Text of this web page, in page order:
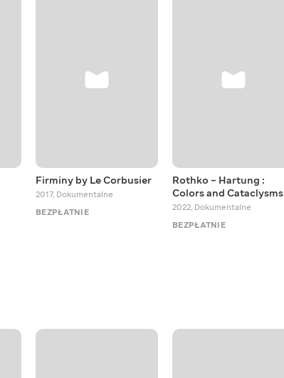
Firminy by Le Corbusier
2017, Dokumentalne
BEZPŁATNIE
Rothko – Hartung :
Colors and Cataclysms
2022, Dokumentalne
BEZPŁATNIE